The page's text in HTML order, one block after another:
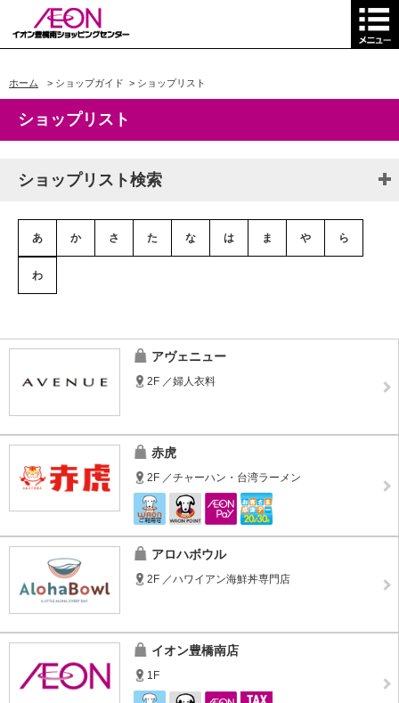
ホーム > ショップガイド > ショップリスト
ショップリスト
ショップリスト検索
あ か さ た な は ま や ら
わ
アヴェニュー
2F ／婦人衣料
赤虎
2F ／チャーハン・台湾ラーメン
アロハボウル
2F ／ハワイアン海鮮丼専門店
イオン豊橋南店
1F